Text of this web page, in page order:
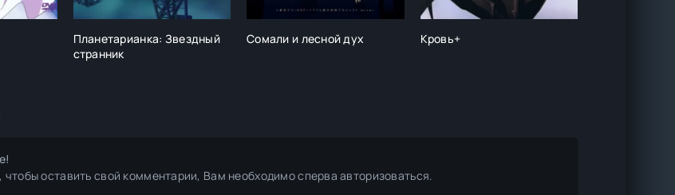
Планетарианка: Звездный
странник
Сомали и лесной дух Кровь+
чтобы оставить свой комментарии, Вам необходимо сперва авторизоваться.